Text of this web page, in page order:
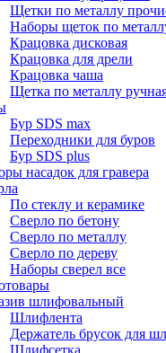
Щетки по металлу
Наборы щеток по
Крацовка дисковая
Крацовка для дрели
Крацовка чаша
Щетка по металлу
Бур SDS max
Переходники для буров
Бур SDS plus
насадок для гравера
По стеклу и керамике
Сверло по бетону
Сверло по металлу
Сверло по дереву
Наборы сверел все
шлифовальный
Шлифлента
Держатель брусок для
Шлифсетка